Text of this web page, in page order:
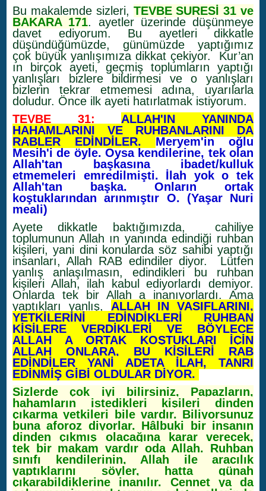
Bu makalemde sizleri, TEVBE SURESİ 31 ve
BAKARA 171. ayetler üzerinde düşünmeye
davet ediyorum. Bu ayetleri dikkatle
düşündüğümüzde, günümüzde yaptığımız
çok büyük yanlışımıza dikkat çekiyor. Kur’an
ın birçok ayeti, geçmiş toplumların yaptığı
yanlışları bizlere bildirmesi ve o yanlışları
bizlerin tekrar etmemesi adına, uyarılarla
doludur. Önce ilk ayeti hatırlatmak istiyorum.
TEVBE 31: ALLAH'IN YANINDA
HAHAMLARINI VE RUHBANLARINI DA
RABLER EDİNDİLER. Meryem'in oğlu
Mesih'i de öyle. Oysa kendilerine, tek olan
Allah'tan başkasına ibadet/kulluk
etmemeleri emredilmişti. İlah yok o tek
Allah'tan başka. Onların ortak
koştuklarından arınmıştır O. (Yaşar Nuri
meali)
Ayete dikkatle baktığımızda, cahiliye
toplumunun Allah ın yanında edindiği ruhban
kişileri, yani dini konularda söz sahibi yaptığı
insanları, Allah RAB edindiler diyor. Lütfen
yanlış anlaşılmasın, edindikleri bu ruhban
kişileri Allah, ilah kabul ediyorlardı demiyor.
Onlarda tek bir Allah a inanıyorlardı. Ama
yaptıkları yanlış, ALLAH IN VASIFLARINI,
YETKİLERİNİ EDİNDİKLERİ RUHBAN
KİŞİLERE VERDİKLERİ VE BÖYLECE
ALLAH A ORTAK KOŞTUKLARI İÇİN
ALLAH ONLARA, BU KİŞİLERİ RAB
EDİNDİLER YANİ ADETA İLAH, TANRI
EDİNMİŞ GİBİ OLDULAR DİYOR.
Sizlerde çok iyi bilirsiniz, Papazların,
hahamların istedikleri kişileri dinden
çıkarma yetkileri bile vardır. Biliyorsunuz
buna aforoz diyorlar. Hâlbuki bir insanın
dinden çıkmış olacağına karar verecek,
tek bir makam vardır oda Allah. Ruhban
sınıfı kendilerinin, Allah ile aracılık
yaptıklarını söyler, hatta günah
çıkarabildiklerine inanılır. Cennet ya da